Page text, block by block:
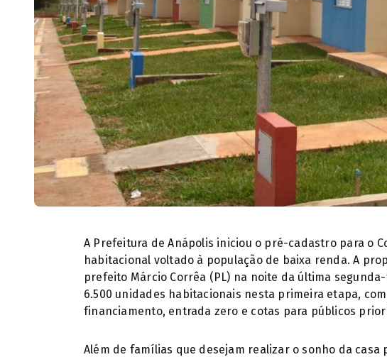
A Prefeitura de Anápolis iniciou o pré-cadastro para o
habitacional voltado à população de baixa renda. A
prefeito Márcio Corrêa (PL) na noite da última
6.500 unidades habitacionais nesta primeira etapa,
financiamento, entrada zero e cotas para públicos
Além de famílias que desejam realizar o sonho da